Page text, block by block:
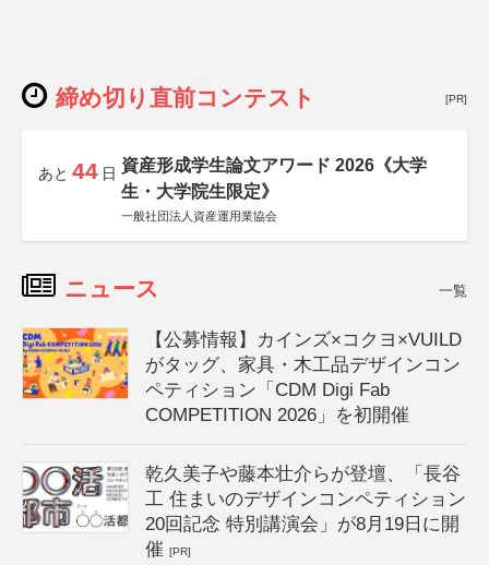
締め切り直前コンテスト [PR]
あと 44 日 資産形成学生論文アワード 2026《大学
生・大学院生限定》
一般社団法人資産運用業協会
ニュース 一覧
【公募情報】カインズ×コクヨ×VUILD
がタッグ、家具・木工品デザインコン
ペティション「CDM Digi Fab
COMPETITION 2026」を初開催
乾久美子や藤本壮介らが登壇、「長谷
工 住まいのデザインコンペティション
20回記念 特別講演会」が8月19日に開
催[PR]